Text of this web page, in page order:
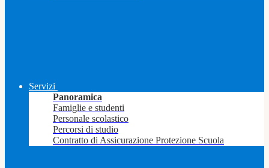
Servizi
Panoramica
Famiglie e studenti
Personale scolastico
Percorsi di studio
Contratto di Assicurazione Protezione Scuola